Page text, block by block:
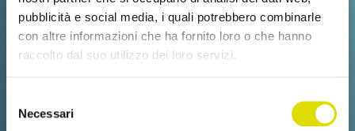
pubblicità e social media, i quali potrebbero combinarle
con altre informazioni che ha fornito loro o che hanno
raccolto dal suo utilizzo dei loro servizi.
all'informativa:
https://www.ordersender.com/cookie-
delNecessari